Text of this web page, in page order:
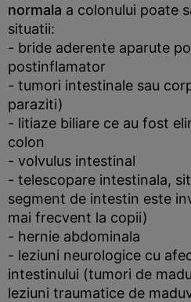
normala a colonului poate
situatii:
- bride aderente aparute
postinflamator
- tumori intestinale sau
paraziti)
- litiaze biliare ce au fost
colon
- volvulus intestinal
- telescopare intestinala,
segment de intestin este
mai frecvent la copii)
- hernie abdominala
- leziuni neurologice cu
intestinului (tumori de
leziuni traumatice de